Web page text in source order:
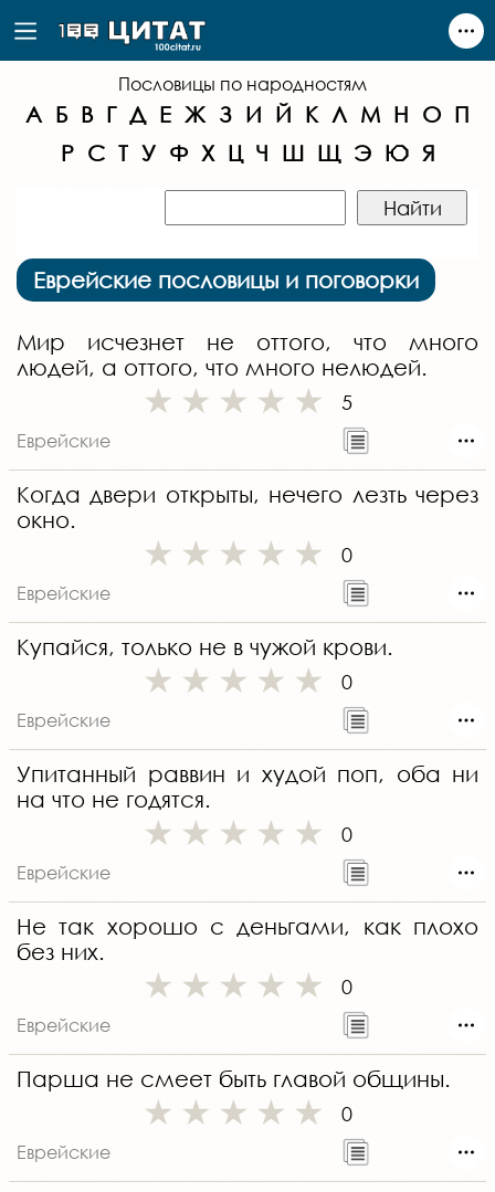
Пословицы по народностям
А Б В Г Д Е Ж З И Й К Л М Н О П
Р С Т У Ф Х Ц Ч Ш Щ Э Ю Я
Еврейские пословицы и поговорки
Мир исчезнет не оттого, что много
людей, а оттого, что много нелюдей.
5
Еврейские
Когда двери открыты, нечего лезть через
окно.
0
Еврейские
Купайся, только не в чужой крови.
0
Еврейские
Упитанный раввин и худой поп, оба ни
на что не годятся.
0
Еврейские
Не так хорошо с деньгами, как плохо
без них.
0
Еврейские
Парша не смеет быть главой общины.
0
Еврейские